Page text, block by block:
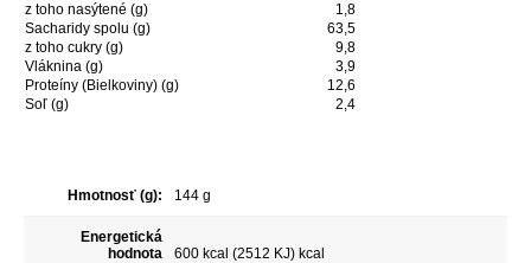
z toho nasýtené (g)
1,8
Sacharidy spolu (g)
63,5
z toho cukry (g)
9,8
Vláknina (g)
3,9
Proteíny (Bielkoviny) (g)
12,6
Soľ (g)
2,4
Hmotnosť (g): 144 g
Energetická
hodnota
600 kcal (2512 KJ) kcal